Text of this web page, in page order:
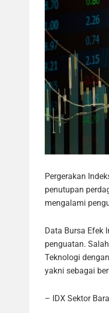
Pergerakan
penutupan
mengalami
Data Bursa Efek
penguatan.
Teknologi
yakni sebagai
– IDX Sektor